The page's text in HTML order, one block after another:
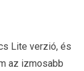
Lite verzió, és
az izmosabb